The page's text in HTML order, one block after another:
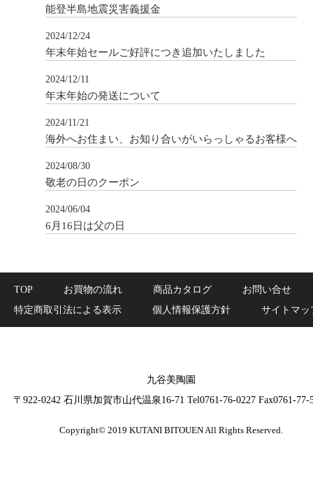
能登半島地震災害義援金
2024/12/24
年末年始セールご好評につき追加いたしました
2024/12/11
年末年始の発送について
2024/11/21
海外へお住まい、お知り合いがいらっしゃるお客様へ
2024/08/30
敬老の日のクーポン
2024/06/04
6月16日は父の日
TOP お買物の流れ 商品カタログ
お問い合せ
特定商取引法による表示
個人情報保護方針 サイトマッ
九谷美陶園
〒922-0242 石川県加賀市山代温泉16-71 Tel0761-76-0227 Fax0761-77-
Copyright© 2019 KUTANI BITOUEN All Rights Reserved.